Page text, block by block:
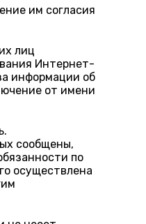
им согласия
лиц
Интернет-
информации об
от имени
сообщены,
по
осуществлена